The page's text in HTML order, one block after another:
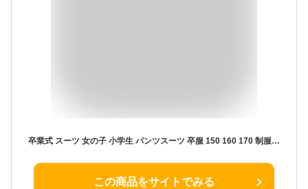
卒業式 スーツ 女の子 小学生 パンツスーツ 卒服 150 160 170 制服 韓国 中学生 フォーマルスーツ ジャケット 子供服 ジュニア 男の子 ピアノ発表会 入学式 卒園式 入園式 幼稚園 七五三 お受験 面接 小学校卒業式 80 90 100 110 120 130 140
この商品をサイトでみる